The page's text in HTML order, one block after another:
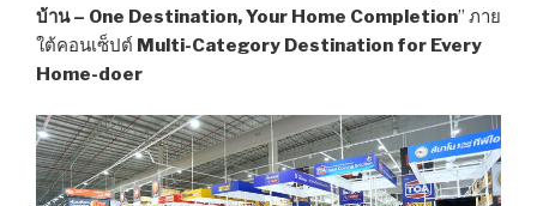
บ้าน – One Destination, Your Home Completion” ภาย
ใต้คอนเซ็ปต์ Multi-Category Destination for Every
Home-doer